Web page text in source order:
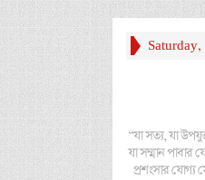
“যা সত্য, যা
যা সম্মান পাবার
প্রশংসার যোগ্য